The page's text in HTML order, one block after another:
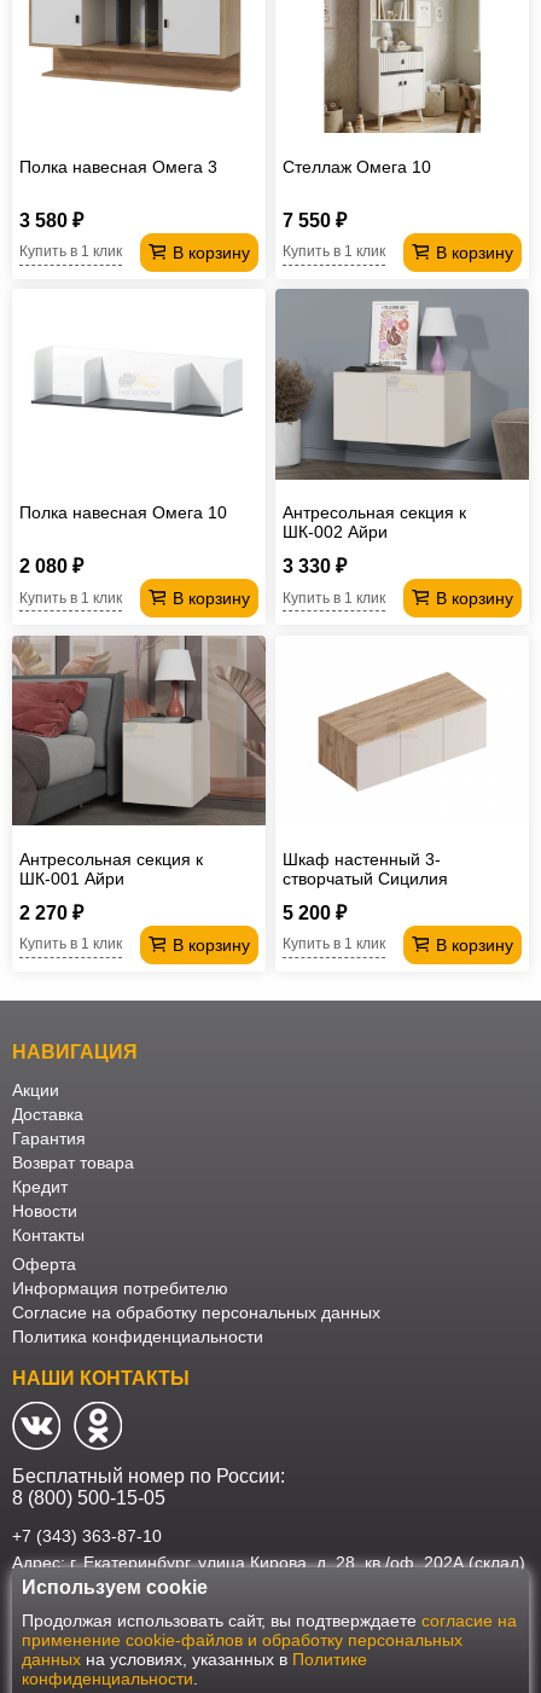
Полка навесная Омега 3
3 580 ₽
В корзину
Купить в 1 клик
Стеллаж Омега 10
7 550 ₽
В корзину
Купить в 1 клик
Полка навесная Омега 10
2 080 ₽
В корзину
Купить в 1 клик
Антресольная секция к
ШК-002 Айри
3 330 ₽
В корзину
Купить в 1 клик
Антресольная секция к
ШК-001 Айри
2 270 ₽
В корзину
Купить в 1 клик
Шкаф настенный 3-
створчатый Сицилия
5 200 ₽
В корзину
Купить в 1 клик
НАВИГАЦИЯ
Акции
Доставка
Гарантия
Возврат товара
Кредит
Новости
Контакты
Оферта
Информация потребителю
Согласие на обработку персональных данных
Политика конфиденциальности
НАШИ КОНТАКТЫ
Бесплатный номер по России:
8 (800) 500-15-05
+7 (343) 363-87-10
Адрес: г. Екатеринбург, улица Кирова, д. 28, кв./оф. 202А (склад)
Наш интернет-магазин работает в соответствии с требованиями
Федерального закона от 27 июля 2006 года №152-ФЗ "О персональных
данных". Оформить заказ на сайте Мебеласка возможно только при
наличии согласия на обработку Ваших персональных данных. Для
улучшения работы сайта и его взаимодействия с пользователями мы
Используем cookie
Продолжая использовать сайт, вы подтверждаете согласие на
применение cookie-файлов и обработку персональных
данных на условиях, указанных в Политике
конфиденциальности